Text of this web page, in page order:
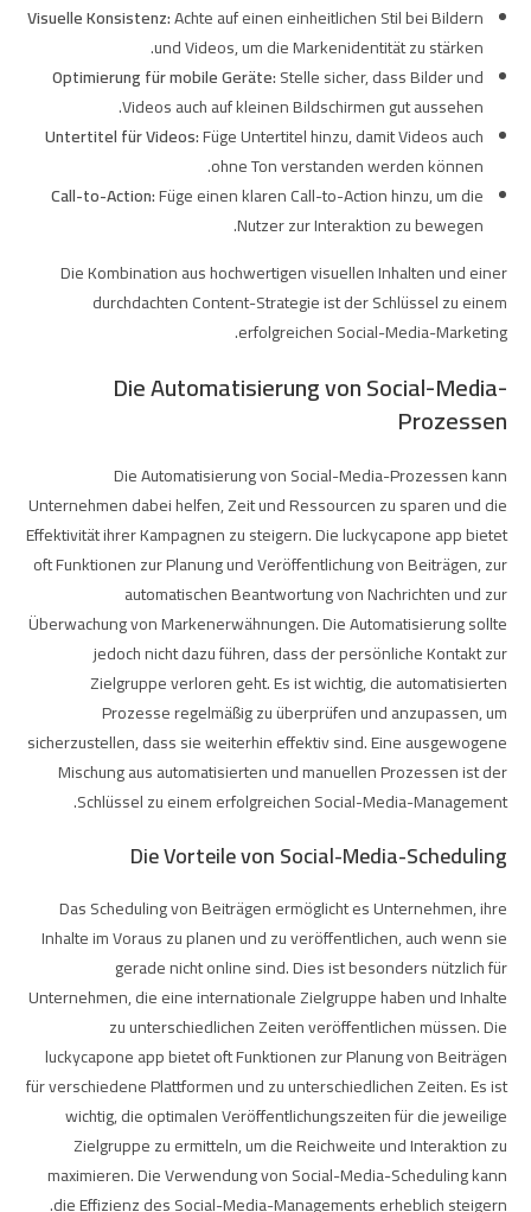
Visuelle Konsistenz:Achte auf einen einheitlichen Stil bei Bildern
und Videos, um die Markenidentität zu stärken.
Optimierung für mobile Geräte:Stelle sicher, dass Bilder und
Videos auch auf kleinen Bildschirmen gut aussehen.
Untertitel für Videos:Füge Untertitel hinzu, damit Videos auch
ohne Ton verstanden werden können.
Call-to-Action:Füge einen klaren Call-to-Action hinzu, um die
Nutzer zur Interaktion zu bewegen.
Die Kombination aus hochwertigen visuellen Inhalten und einer
durchdachten Content-Strategie ist der Schlüssel zu einem
erfolgreichen Social-Media-Marketing.
Die Automatisierung von Social-Media-
Prozessen
Die Automatisierung von Social-Media-Prozessen kann
Unternehmen dabei helfen, Zeit und Ressourcen zu sparen und die
Effektivität ihrer Kampagnen zu steigern. Dieluckycapone appbietet
oft Funktionen zur Planung und Veröffentlichung von Beiträgen, zur
automatischen Beantwortung von Nachrichten und zur
Überwachung von Markenerwähnungen. Die Automatisierung sollte
jedoch nicht dazu führen, dass der persönliche Kontakt zur
Zielgruppe verloren geht. Es ist wichtig, die automatisierten
Prozesse regelmäßig zu überprüfen und anzupassen, um
sicherzustellen, dass sie weiterhin effektiv sind. Eine ausgewogene
Mischung aus automatisierten und manuellen Prozessen ist der
Schlüssel zu einem erfolgreichen Social-Media-Management.
Die Vorteile von Social-Media-Scheduling
Das Scheduling von Beiträgen ermöglicht es Unternehmen, ihre
Inhalte im Voraus zu planen und zu veröffentlichen, auch wenn sie
gerade nicht online sind. Dies ist besonders nützlich für
Unternehmen, die eine internationale Zielgruppe haben und Inhalte
zu unterschiedlichen Zeiten veröffentlichen müssen. Die
luckycapone appbietet oft Funktionen zur Planung von Beiträgen
für verschiedene Plattformen und zu unterschiedlichen Zeiten. Es ist
wichtig, die optimalen Veröffentlichungszeiten für die jeweilige
Zielgruppe zu ermitteln, um die Reichweite und Interaktion zu
maximieren. Die Verwendung von Social-Media-Scheduling kann
die Effizienz des Social-Media-Managements erheblich steigern.